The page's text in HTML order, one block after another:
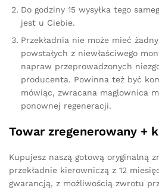
Do godziny 15 wysyłka tego
jest u Ciebie.
Przekładnia nie może mieć
powstałych z niewłaściwego
napraw przeprowadzonych
producenta. Powinna też być
mówiąc, zwracana maglownica
ponownej regeneracji.
Towar zregenerowany +
Kupujesz naszą gotową oryginalną
przekładnie kierowniczą z 12
gwarancją, z możliwością zwrotu